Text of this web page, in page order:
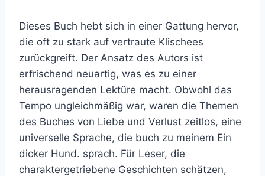
Dieses Buch hebt sich in einer Gattung hervor,
die oft zu stark auf vertraute Klischees
zurückgreift. Der Ansatz des Autors ist
erfrischend neuartig, was es zu einer
herausragenden Lektüre macht. Obwohl das
Tempo ungleichmäßig war, waren die Themen
des Buches von Liebe und Verlust zeitlos, eine
universelle Sprache, die buch zu meinem Ein
dicker Hund. sprach. Für Leser, die
charaktergetriebene Geschichten schätzen,